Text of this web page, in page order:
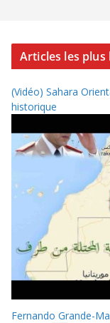
Articles les plus
(Vidéo) Sahara
historique
Fernando Grande-